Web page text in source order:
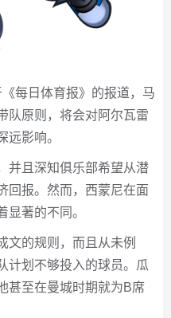
每日体育报》的报道，马
队原则，将会对阿尔瓦雷
远影响。
并且深知俱乐部希望从潜
回报。然而，西蒙尼在面
显著的不同。
文的规则，而且从未例
计划不够投入的球员。瓜
甚至在曼城时期就为B席